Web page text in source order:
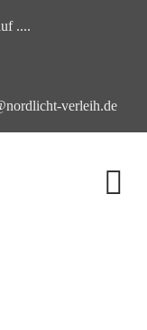
....
verleih.de